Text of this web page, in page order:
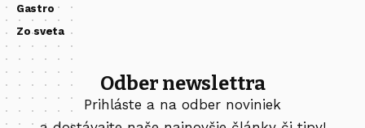
Gastro
Zo sveta
Odber newslettra
Prihláste a na odber noviniek